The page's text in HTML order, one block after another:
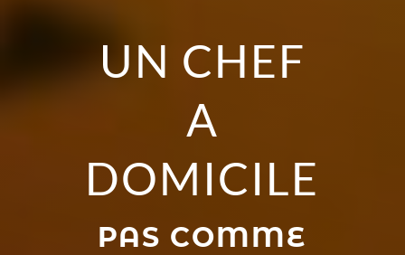
UN CHEF
A
DOMICILE
PAS COMME